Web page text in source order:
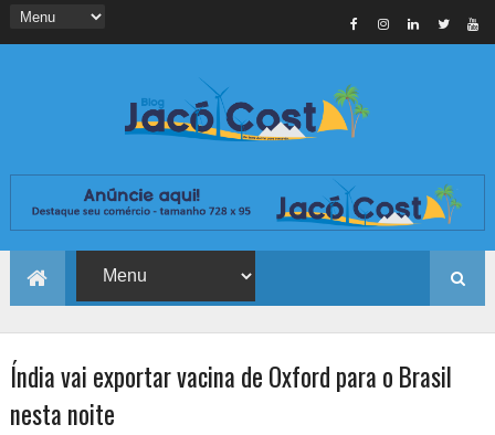
Índia vai exportar vacina de Oxford para o Brasil
nesta noite